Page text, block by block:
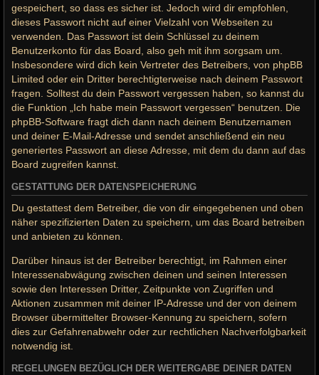
gespeichert, so dass es sicher ist. Jedoch wird dir empfohlen,
dieses Passwort nicht auf einer Vielzahl von Webseiten zu
verwenden. Das Passwort ist dein Schlüssel zu deinem
Benutzerkonto für das Board, also geh mit ihm sorgsam um.
Insbesondere wird dich kein Vertreter des Betreibers, von phpBB
Limited oder ein Dritter berechtigterweise nach deinem Passwort
fragen. Solltest du dein Passwort vergessen haben, so kannst du
die Funktion „Ich habe mein Passwort vergessen“ benutzen. Die
phpBB-Software fragt dich dann nach deinem Benutzernamen
und deiner E-Mail-Adresse und sendet anschließend ein neu
generiertes Passwort an diese Adresse, mit dem du dann auf das
Board zugreifen kannst.
GESTATTUNG DER DATENSPEICHERUNG
Du gestattest dem Betreiber, die von dir eingegebenen und oben
näher spezifizierten Daten zu speichern, um das Board betreiben
und anbieten zu können.
Darüber hinaus ist der Betreiber berechtigt, im Rahmen einer
Interessenabwägung zwischen deinen und seinen Interessen
sowie den Interessen Dritter, Zeitpunkte von Zugriffen und
Aktionen zusammen mit deiner IP-Adresse und der von deinem
Browser übermittelter Browser-Kennung zu speichern, sofern
dies zur Gefahrenabwehr oder zur rechtlichen Nachverfolgbarkeit
notwendig ist.
REGELUNGEN BEZÜGLICH DER WEITERGABE DEINER DATEN